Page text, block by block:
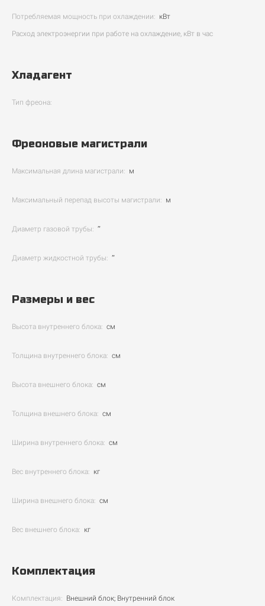
Потребляемая мощность при охлаждении: кВт
Расход электроэнергии при работе на охлаждение, кВт в час
Хладагент
Тип фреона:
Фреоновые магистрали
Максимальная длина магистрали: м
Максимальный перепад высоты магистрали: м
Диаметр газовой трубы: ″
Диаметр жидкостной трубы: ″
Размеры и вес
Высота внутреннего блока: см
Толщина внутреннего блока: см
Высота внешнего блока: см
Толщина внешнего блока: см
Ширина внутреннего блока: см
Вес внутреннего блока: кг
Ширина внешнего блока: см
Вес внешнего блока: кг
Комплектация
Комплектация: Внешний блок; Внутренний блок